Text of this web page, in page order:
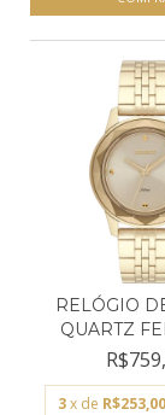
RELÓGIO
QUARTZ
3 x de R$253,00